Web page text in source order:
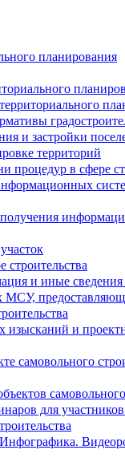
планирования
и застройки
территорий
процедур в сфере
строительства
и иные сведения
МСУ,
изысканий и
самовольного
для участников